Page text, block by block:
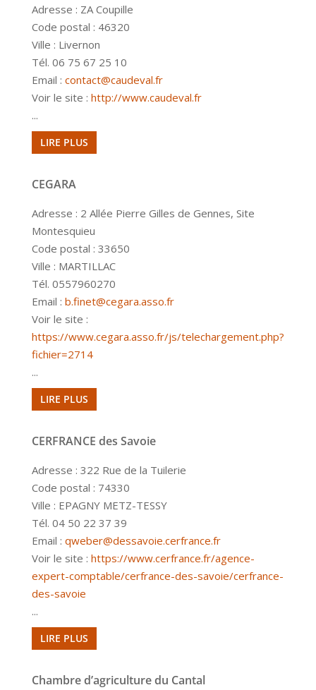
Adresse : ZA Coupille
Code postal : 46320
Ville : Livernon
Tél. 06 75 67 25 10
Email : contact@caudeval.fr
Voir le site : http://www.caudeval.fr
...
LIRE PLUS
CEGARA
Adresse : 2 Allée Pierre Gilles de Gennes, Site
Montesquieu
Code postal : 33650
Ville : MARTILLAC
Tél. 0557960270
Email : b.finet@cegara.asso.fr
Voir le site :
https://www.cegara.asso.fr/js/telechargement.php?
fichier=2714
...
LIRE PLUS
CERFRANCE des Savoie
Adresse : 322 Rue de la Tuilerie
Code postal : 74330
Ville : EPAGNY METZ-TESSY
Tél. 04 50 22 37 39
Email : qweber@dessavoie.cerfrance.fr
Voir le site : https://www.cerfrance.fr/agence-
expert-comptable/cerfrance-des-savoie/cerfrance-
des-savoie
...
LIRE PLUS
Chambre d’agriculture du Cantal